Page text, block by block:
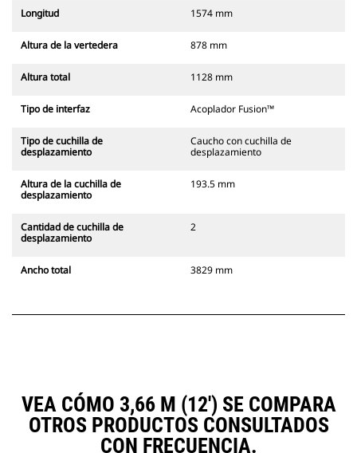
Longitud 1574 mm
Altura de la vertedera 878 mm
Altura total 1128 mm
Tipo de interfaz Acoplador Fusion™
Tipo de cuchilla de
desplazamiento
Caucho con cuchilla de
desplazamiento
Altura de la cuchilla de
desplazamiento
193.5 mm
Cantidad de cuchilla de
desplazamiento
2
Ancho total 3829 mm
VEA CÓMO 3,66 M (12') SE COMPARA
OTROS PRODUCTOS CONSULTADOS
CON FRECUENCIA.